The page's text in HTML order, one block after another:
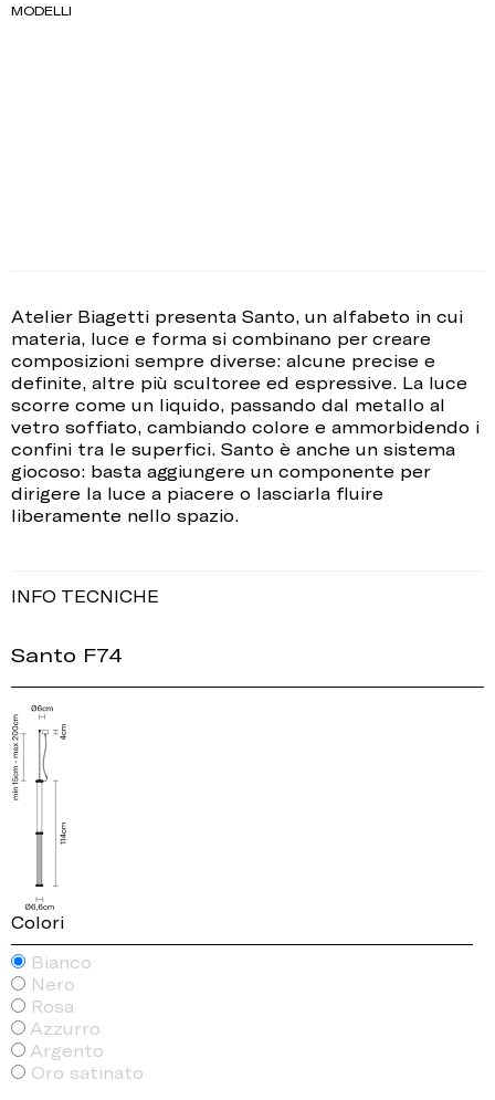
MODELLI
Atelier Biagetti presenta Santo, un alfabeto in cui
materia, luce e forma si combinano per creare
composizioni sempre diverse: alcune precise e
definite, altre più scultoree ed espressive. La luce
scorre come un liquido, passando dal metallo al
vetro soffiato, cambiando colore e ammorbidendo i
confini tra le superfici. Santo è anche un sistema
giocoso: basta aggiungere un componente per
dirigere la luce a piacere o lasciarla fluire
liberamente nello spazio.
INFO TECNICHE
Santo F74
Colori
Bianco
Nero
Rosa
Azzurro
Argento
Oro satinato